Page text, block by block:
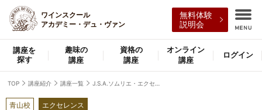
ワインスクール
アカデミー・デュ・ヴァン
無料体験
説明会
講座を
探す
趣味の
講座
資格の
講座
オンライン
講座
ログイン
TOP 講座紹介 講座一覧
青山校 エクセレンス